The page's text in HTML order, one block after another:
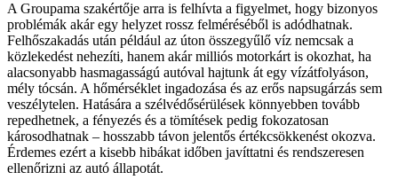
A Groupama szakértője arra is felhívta a figyelmet, hogy bizonyos
problémák akár egy helyzet rossz felméréséből is adódhatnak.
Felhőszakadás után például az úton összegyűlő víz nemcsak a
közlekedést nehezíti, hanem akár milliós motorkárt is okozhat, ha
alacsonyabb hasmagasságú autóval hajtunk át egy vízátfolyáson,
mély tócsán. A hőmérséklet ingadozása és az erős napsugárzás sem
veszélytelen. Hatására a szélvédősérülések könnyebben tovább
repedhetnek, a fényezés és a tömítések pedig fokozatosan
károsodhatnak – hosszabb távon jelentős értékcsökkenést okozva.
Érdemes ezért a kisebb hibákat időben javíttatni és rendszeresen
ellenőrizni az autó állapotát.